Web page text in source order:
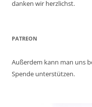
danken wir herzlichst.
PATREON
Außerdem kann man uns
Spende unterstützen.